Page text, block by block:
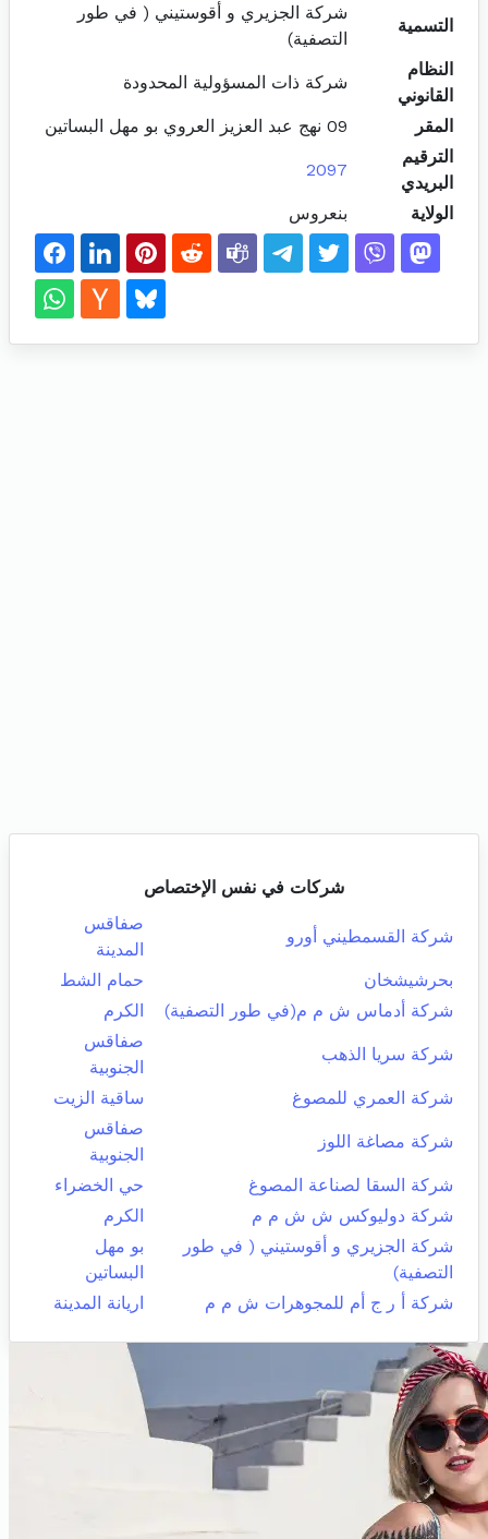
التسمية
شركة الجزيري و أقوستيني ( في طور
التصفية)
النظام
القانوني
شركة ذات المسؤولية المحدودة
المقر
09 نهج عبد العزيز العروي بو مهل البساتين
الترقيم
البريدي
2097
الولاية بنعروس
شركات في نفس الإختصاص
شركة القسمطيني أورو
صفاقس
المدينة
بحرشيشخان
حمام الشط
شركة أدماس ش م م(في طور التصفية)
الكرم
شركة سريا الذهب
صفاقس
الجنوبية
شركة العمري للمصوغ
ساقية الزيت
شركة مصاغة اللوز
صفاقس
الجنوبية
شركة السقا لصناعة المصوغ
حي الخضراء
شركة دوليوكس ش ش م م
الكرم
شركة الجزيري و أقوستيني ( في طور
التصفية)
بو مهل
البساتين
شركة أ ر ج أم للمجوهرات ش م م
اريانة المدينة